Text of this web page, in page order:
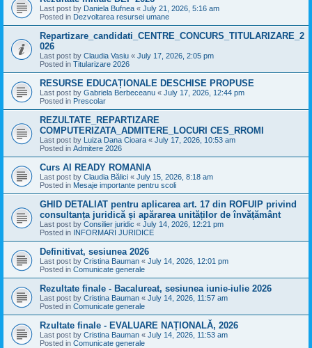
Last post by Daniela Bufnea « July 21, 2026, 5:16 am
Posted in Dezvoltarea resursei umane
Repartizare_candidati_CENTRE_CONCURS_TITULARIZARE_2
026
Last post by Claudia Vasiu « July 17, 2026, 2:05 pm
Posted in Titularizare 2026
RESURSE EDUCAȚIONALE DESCHISE PROPUSE
Last post by Gabriela Berbeceanu « July 17, 2026, 12:44 pm
Posted in Prescolar
REZULTATE_REPARTIZARE
COMPUTERIZATA_ADMITERE_LOCURI CES_RROMI
Last post by Luiza Dana Cioara « July 17, 2026, 10:53 am
Posted in Admitere 2026
Curs AI READY ROMANIA
Last post by Claudia Bălici « July 15, 2026, 8:18 am
Posted in Mesaje importante pentru scoli
GHID DETALIAT pentru aplicarea art. 17 din ROFUIP privind
consultanța juridică și apărarea unităților de învățământ
Last post by Consilier juridic « July 14, 2026, 12:21 pm
Posted in INFORMARI JURIDICE
Definitivat, sesiunea 2026
Last post by Cristina Bauman « July 14, 2026, 12:01 pm
Posted in Comunicate generale
Rezultate finale - Bacalureat, sesiunea iunie-iulie 2026
Last post by Cristina Bauman « July 14, 2026, 11:57 am
Posted in Comunicate generale
Rzultate finale - EVALUARE NAȚIONALĂ, 2026
Last post by Cristina Bauman « July 14, 2026, 11:53 am
Posted in Comunicate generale